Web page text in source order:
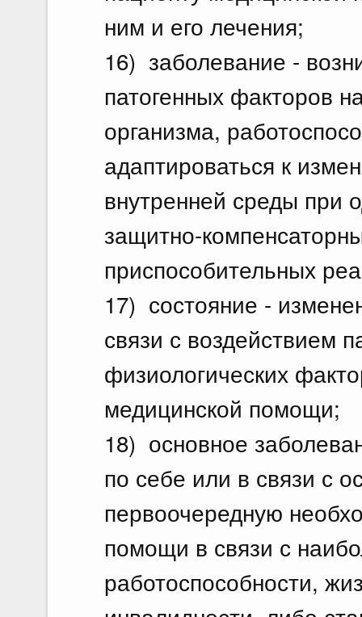
ним и его лечения;
16) заболевание -
патогенных факторов
организма,
адаптироваться к
внутренней среды при
защитно-
приспособительных
17) состояние -
связи с воздействием
физиологических
медицинской помощи;
18) основное
по себе или в связи с
первоочередную
помощи в связи с
работоспособности,